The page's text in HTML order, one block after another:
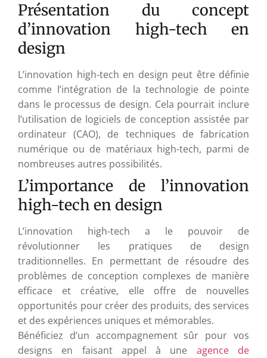
Présentation du concept
d’innovation high-tech en
design
L’innovation high-tech en design peut être définie
comme l’intégration de la technologie de pointe
dans le processus de design. Cela pourrait inclure
l’utilisation de logiciels de conception assistée par
ordinateur (CAO), de techniques de fabrication
numérique ou de matériaux high-tech, parmi de
nombreuses autres possibilités.
L’importance de l’innovation
high-tech en design
L’innovation high-tech a le pouvoir de
révolutionner les pratiques de design
traditionnelles. En permettant de résoudre des
problèmes de conception complexes de manière
efficace et créative, elle offre de nouvelles
opportunités pour créer des produits, des services
et des expériences uniques et mémorables.
Bénéficiez d’un accompagnement sûr pour vos
designs en faisant appel à une agence de